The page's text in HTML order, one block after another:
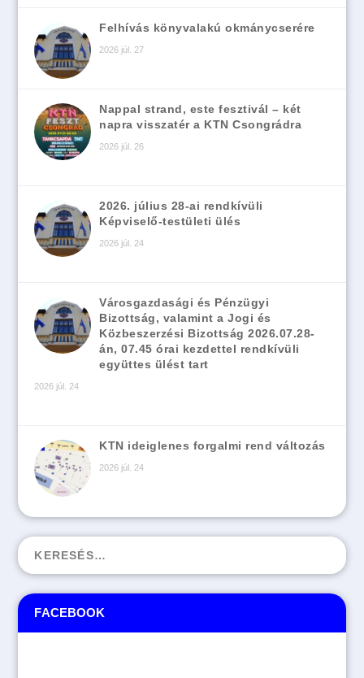
FACEBOOK
Felhívás könyvalakú okmánycserére
2026 júl. 27
Nappal strand, este fesztivál – két
napra visszatér a KTN Csongrádra
2026 júl. 26
2026. július 28-ai rendkívüli
Képviselő-testületi ülés
2026 júl. 24
Városgazdasági és Pénzügyi
Bizottság, valamint a Jogi és
Közbeszerzési Bizottság 2026.07.28-
án, 07.45 órai kezdettel rendkívüli
együttes ülést tart
2026 júl. 24
KTN ideiglenes forgalmi rend változás
2026 júl. 24